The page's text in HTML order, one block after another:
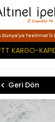
Teslimat 🚀 |
Geri Dön